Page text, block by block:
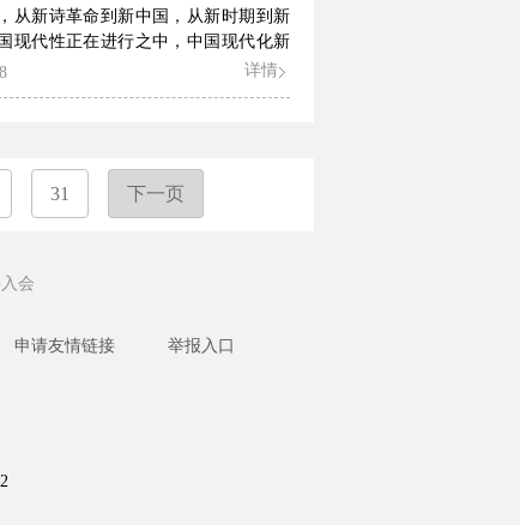
从新诗革命到新中国，从新时期到新
现代性正在进行之中，中国现代化新
面开启，新时代诗歌应该主动作为，
详情
31 下一页
会
申请友情链接 举报入口